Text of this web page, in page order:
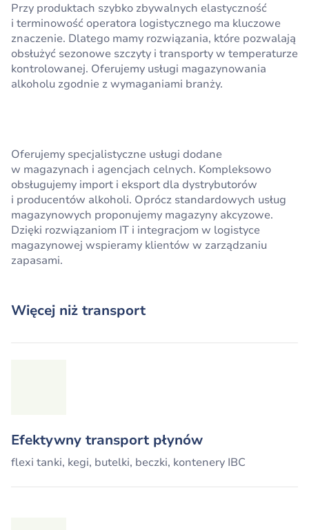
Przy produktach szybko zbywalnych elastyczność
i terminowość operatora logistycznego ma kluczowe
znaczenie. Dlatego mamy rozwiązania, które pozwalają
obsłużyć sezonowe szczyty i transporty w temperaturze
kontrolowanej. Oferujemy usługi magazynowania
alkoholu zgodnie z wymaganiami branży.
Oferujemy specjalistyczne usługi dodane
w magazynach i agencjach celnych. Kompleksowo
obsługujemy import i eksport dla dystrybutorów
i producentów alkoholi. Oprócz standardowych usług
magazynowych proponujemy magazyny akcyzowe.
Dzięki rozwiązaniom IT i integracjom w logistyce
magazynowej wspieramy klientów w zarządzaniu
zapasami.
Więcej niż transport
Efektywny transport płynów
flexi tanki, kegi, butelki, beczki, kontenery IBC